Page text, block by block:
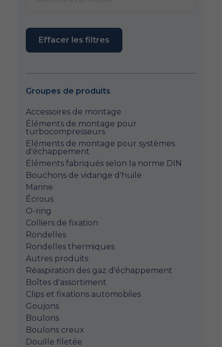
Effacer les filtres
Groupes de produits
Accessoires de montage
Éléments de montage pour
turbocompresseurs
Eléments de montage pour systèmes
d'échappement
Éléments fabriqués selon la norme DIN
Bouchons de vidange d'huile
Marine
Écrous
O-ring
Colliers de fixation
Rondelles
Rondelles thermiques
Autres produits
Réaspiration des gaz d'échappement
Boîtes d'assortiment
Clips et fixations automobiles
Goujons
Boulons
Boulons creux
Douille filetée